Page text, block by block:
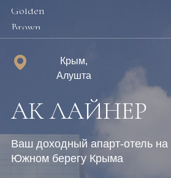
Golden
Brown
АК ЛАЙНЕР
Ваш доходный апарт-отель на
Южном берегу Крыма
Крым,
Алушта